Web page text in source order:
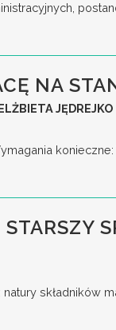
NA
JĘDREJKO
składników